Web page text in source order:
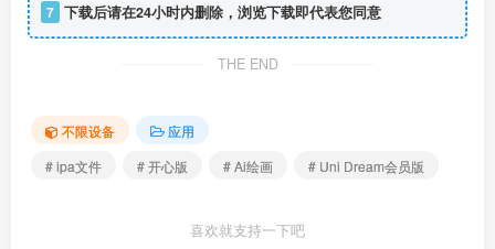
7 下载后请在24小时内删除，浏览下载即代表您同意
THE END
不限设备
应用
# ipa文件
# 开心版 # Ai绘画 # Uni Dream会员版
喜欢就支持一下吧